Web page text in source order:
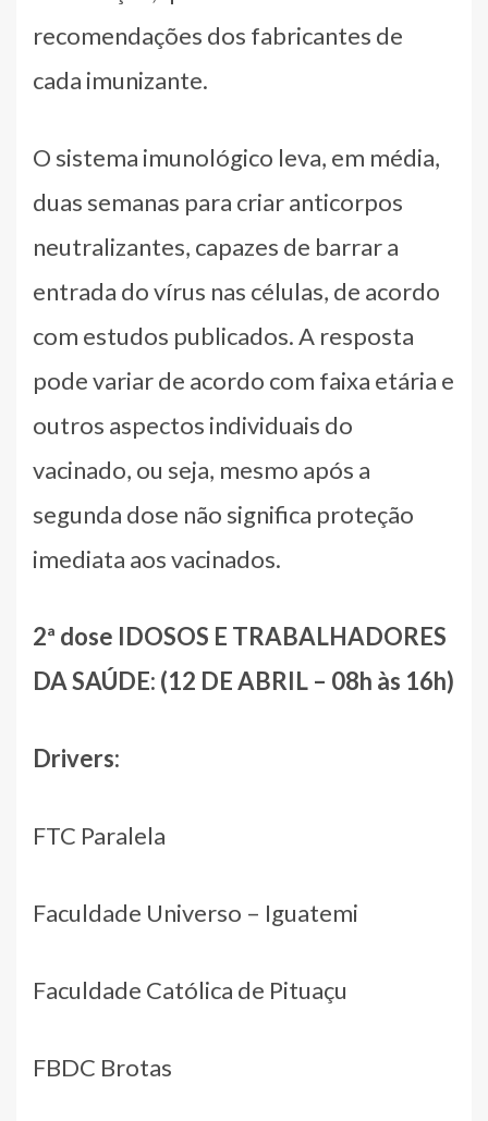
recomendações dos fabricantes de
cada imunizante.
O sistema imunológico leva, em média,
duas semanas para criar anticorpos
neutralizantes, capazes de barrar a
entrada do vírus nas células, de acordo
com estudos publicados. A resposta
pode variar de acordo com faixa etária e
outros aspectos individuais do
vacinado, ou seja, mesmo após a
segunda dose não significa proteção
imediata aos vacinados.
2ª dose IDOSOS E TRABALHADORES
DA SAÚDE: (12 DE ABRIL – 08h às 16h)
Drivers:
FTC Paralela
Faculdade Universo – Iguatemi
Faculdade Católica de Pituaçu
FBDC Brotas